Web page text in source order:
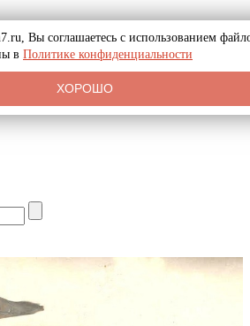
Вы соглашаетесь с использованием
в Политике конфиденциальности
ХОРОШО